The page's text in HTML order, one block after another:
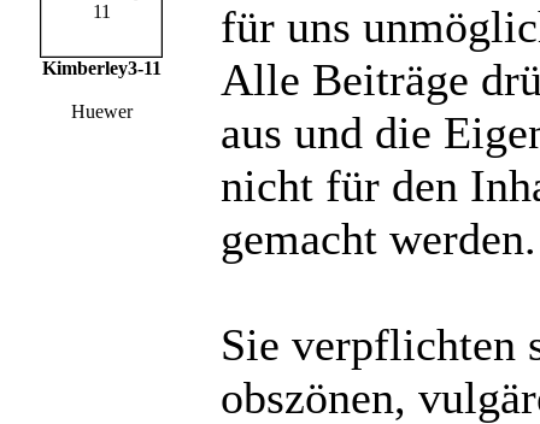
Kimberley3-11
Huewer
für uns
Alle Beiträge
aus und die
nicht für den
gemacht werden.
Sie verpflichten
obszönen,